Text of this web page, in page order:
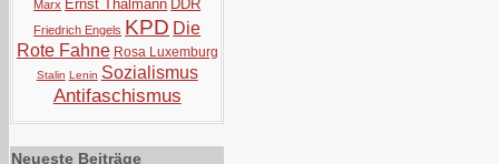
Marx Ernst Thälmann DDR
Friedrich Engels KPD Die
Rote Fahne Rosa Luxemburg
Stalin Lenin Sozialismus
Antifaschismus
Neueste Beiträge